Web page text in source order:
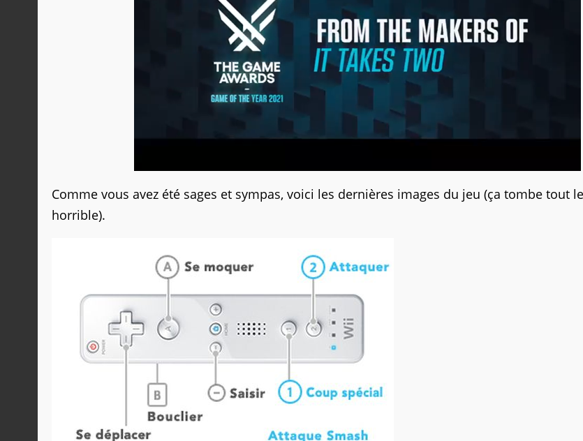
Comme vous avez été sages et sympas, voici les dernières images du jeu (ça tombe tout
horrible).